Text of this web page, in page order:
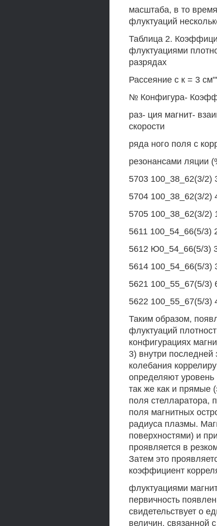
масштаба, в то
флуктуаций
Таблица 2.
флуктуациями
разрядах
Рассеяние с к = 3
№ Конфигура-
раз- ция магнит-
скорости
ряда ного поля с
резонансами ляции
5703 100_38_62(3/
5704 100_38_62(3/2)
5705 100_38_62(3/2)
5611 100_54_66(5/3)
5612 Ю0_54_66(5/3)
5614 100_54_66(5/3)
5621 100_55_67(5/3)
5622 100_55_67(5/3)
Таким образом,
флуктуаций
конфигурациях
3) внутри последней
колебания
определяют
так же как и прямые
поля стелларатора,
поля магнитных
радиуса плазмы.
поверхностями) и
проявляется в
Затем это
коэффициент
флуктуациями
первичность
свидетельствует о
величин, связанной